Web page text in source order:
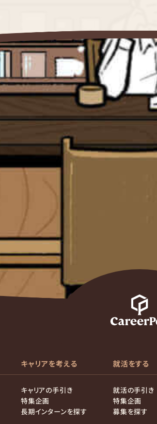
キャリアを考える
キャリアの手引き
特集企画
長期インターンを探す
就活をする
就活の手引き
特集企画
募集を探す